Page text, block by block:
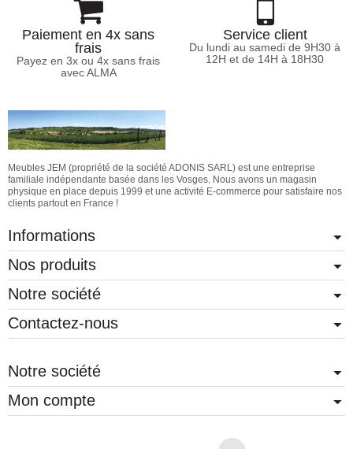
Paiement en 4x sans
frais
Payez en 3x ou 4x sans frais
avec ALMA
Service client
Du lundi au samedi de 9H30 à
12H et de 14H à 18H30
Meubles JEM (propriété de la société ADONIS SARL) est une entreprise
familiale indépendante basée dans les Vosges. Nous avons un magasin
physique en place depuis 1999 et une activité E-commerce pour satisfaire nos
clients partout en France !
Informations
Nos produits
Notre société
Contactez-nous
Notre société
Mon compte